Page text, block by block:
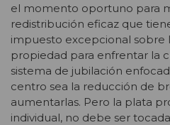
el momento oportuno para
redistribución eficaz que
impuesto excepcional sobre
propiedad para enfrentar la
sistema de jubilación
centro sea la reducción de
aumentarlas. Pero la plata
individual, no debe ser